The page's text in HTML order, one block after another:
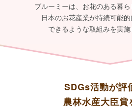
ブルーミーは、お花のある暮ら
日本のお花産業が持続可能
できるような取組みを実施
SDGs活動が評
農林水産大臣賞